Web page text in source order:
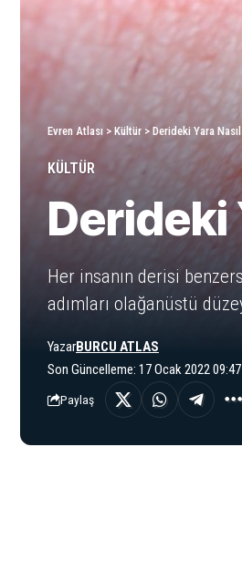
Evren Atlası > Kültür > Derideki Yara
KÜLTÜR
Derideki
Her insanın derisi
adımları olağanüstü
Son Güncelleme: 17 Ocak 2022 09:47
YazarBURCU ATLAS
Paylaş